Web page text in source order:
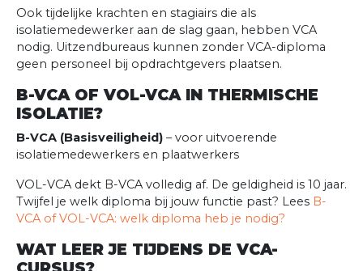
Ook tijdelijke krachten en stagiairs die als
isolatiemedewerker aan de slag gaan, hebben VCA
nodig. Uitzendbureaus kunnen zonder VCA-diploma
geen personeel bij opdrachtgevers plaatsen.
B-VCA OF VOL-VCA IN THERMISCHE
ISOLATIE?
B-VCA (Basisveiligheid) – voor uitvoerende
isolatiemedewerkers en plaatwerkers
VOL-VCA dekt B-VCA volledig af. De geldigheid is 10 jaar.
Twijfel je welk diploma bij jouw functie past? Lees B-
VCA of VOL-VCA: welk diploma heb je nodig?
WAT LEER JE TIJDENS DE VCA-